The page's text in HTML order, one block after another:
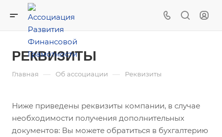
РЕКВИЗИТЫ
Главная — Об ассоциации — Реквизиты
Ниже приведены реквизиты компании, в случае
необходимости получения дополнительных
документов: Вы можете обратиться в бухгалтерию